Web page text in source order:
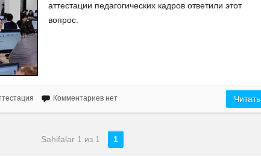
аттестации педагогических кадров ответили этот
вопрос.
Комментариев нет Читать
Sahifalar 1 из 1 1